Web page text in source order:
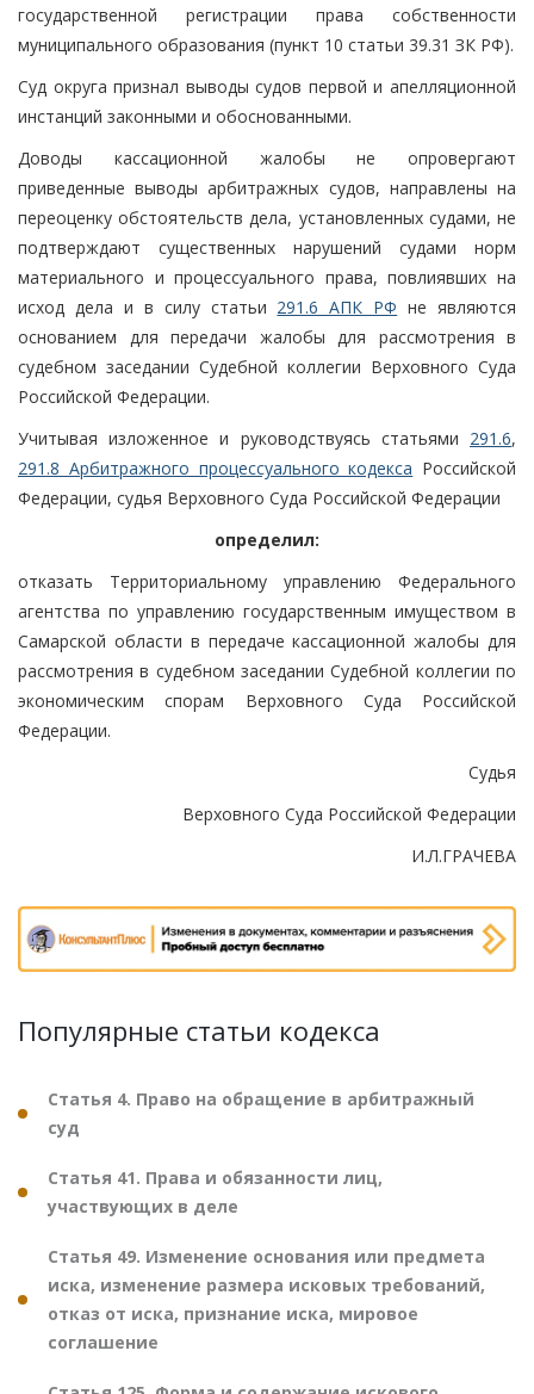
государственной регистрации права собственности
муниципального образования (пункт 10 статьи 39.31 ЗК РФ).
Суд округа признал выводы судов первой и апелляционной
инстанций законными и обоснованными.
Доводы кассационной жалобы не опровергают
приведенные выводы арбитражных судов, направлены на
переоценку обстоятельств дела, установленных судами, не
подтверждают существенных нарушений судами норм
материального и процессуального права, повлиявших на
исход дела и в силу статьи 291.6 АПК РФ не являются
основанием для передачи жалобы для рассмотрения в
судебном заседании Судебной коллегии Верховного Суда
Российской Федерации.
Учитывая изложенное и руководствуясь статьями 291.6,
291.8 Арбитражного процессуального кодекса Российской
Федерации, судья Верховного Суда Российской Федерации
определил:
отказать Территориальному управлению Федерального
агентства по управлению государственным имуществом в
Самарской области в передаче кассационной жалобы для
рассмотрения в судебном заседании Судебной коллегии по
экономическим спорам Верховного Суда Российской
Федерации.
Судья
Верховного Суда Российской Федерации
И.Л.ГРАЧЕВА
Популярные статьи кодекса
Статья 4. Право на обращение в арбитражный
суд
Статья 41. Права и обязанности лиц,
участвующих в деле
Статья 49. Изменение основания или предмета
иска, изменение размера исковых требований,
отказ от иска, признание иска, мировое
соглашение